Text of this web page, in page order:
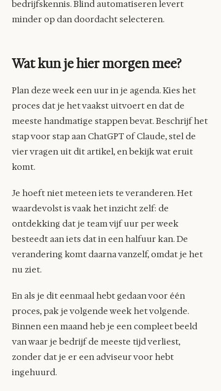
bedrijfskennis. Blind automatiseren levert
minder op dan doordacht selecteren.
Wat kun je hier morgen mee?
Plan deze week een uur in je agenda. Kies het
proces dat je het vaakst uitvoert en dat de
meeste handmatige stappen bevat. Beschrijf het
stap voor stap aan ChatGPT of Claude, stel de
vier vragen uit dit artikel, en bekijk wat eruit
komt.
Je hoeft niet meteen iets te veranderen. Het
waardevolst is vaak het inzicht zelf: de
ontdekking dat je team vijf uur per week
besteedt aan iets dat in een halfuur kan. De
verandering komt daarna vanzelf, omdat je het
nu ziet.
En als je dit eenmaal hebt gedaan voor één
proces, pak je volgende week het volgende.
Binnen een maand heb je een compleet beeld
van waar je bedrijf de meeste tijd verliest,
zonder dat je er een adviseur voor hebt
ingehuurd.